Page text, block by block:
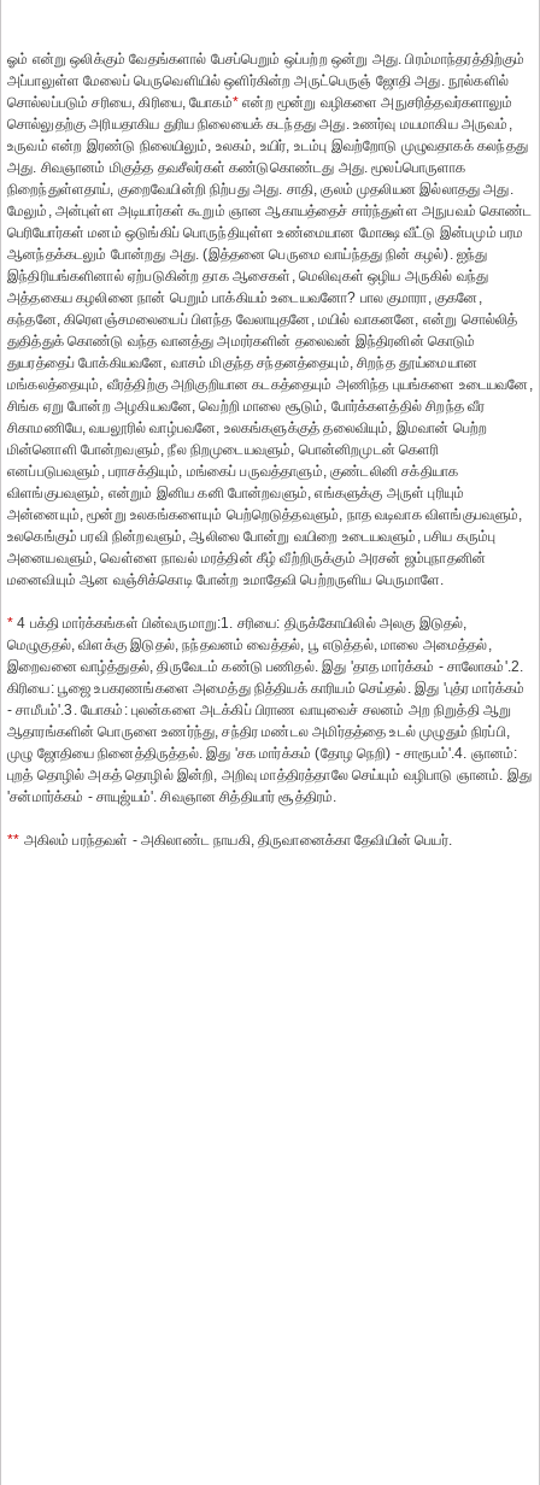
ஓம் என்று ஒலிக்கும் வேதங்களால் பேசப்பெறும் ஒப்பற்ற ஒன்று அது. பிரம்மாந்தரத்திற்கும்
அப்பாலுள்ள மேலைப் பெருவெளியில் ஒளிர்கின்ற அருட்பெருஞ் ஜோதி அது. நூல்களில்
சொல்லப்படும் சரியை, கிரியை, யோகம்*என்ற மூன்று வழிகளை அநுசரித்தவர்களாலும்
சொல்லுதற்கு அரியதாகிய துரிய நிலையைக் கடந்தது அது. உணர்வு மயமாகிய அருவம்,
உருவம் என்ற இரண்டு நிலையிலும், உலகம், உயிர், உடம்பு இவற்றோடு முழுவதாகக் கலந்தது
அது. சிவஞானம் மிகுத்த தவசீலர்கள் கண்டுகொண்டது அது. மூலப்பொருளாக
நிறைந்துள்ளதாய், குறைவேயின்றி நிற்பது அது. சாதி, குலம் முதலியன இல்லாதது அது.
மேலும், அன்புள்ள அடியார்கள் கூறும் ஞான ஆகாயத்தைச் சார்ந்துள்ள அநுபவம் கொண்ட
பெரியோர்கள் மனம் ஒடுங்கிப் பொருந்தியுள்ள உண்மையான மோக்ஷ வீட்டு இன்பமும் பரம
ஆனந்தக்கடலும் போன்றது அது. (இத்தனை பெருமை வாய்ந்தது நின் கழல்). ஐந்து
இந்திரியங்களினால் ஏற்படுகின்ற தாக ஆசைகள், மெலிவுகள் ஒழிய அருகில் வந்து
அத்தகைய கழலினை நான் பெறும் பாக்கியம் உடையவனோ? பால குமாரா, குகனே,
கந்தனே, கிரெளஞ்சமலையைப் பிளந்த வேலாயுதனே, மயில் வாகனனே, என்று சொல்லித்
துதித்துக் கொண்டு வந்த வானத்து அமரர்களின் தலைவன் இந்திரனின் கொடும்
துயரத்தைப் போக்கியவனே, வாசம் மிகுந்த சந்தனத்தையும், சிறந்த தூய்மையான
மங்கலத்தையும், வீரத்திற்கு அறிகுறியான கடகத்தையும் அணிந்த புயங்களை உடையவனே,
சிங்க ஏறு போன்ற அழகியவனே, வெற்றி மாலை சூடும், போர்க்களத்தில் சிறந்த வீர
சிகாமணியே, வயலூரில் வாழ்பவனே, உலகங்களுக்குத் தலைவியும், இமவான் பெற்ற
மின்னொளி போன்றவளும், நீல நிறமுடையவளும், பொன்னிறமுடன் கெளரி
எனப்படுபவளும், பராசக்தியும், மங்கைப் பருவத்தாளும், குண்டலினி சக்தியாக
விளங்குபவளும், என்றும் இனிய கனி போன்றவளும், எங்களுக்கு அருள் புரியும்
அன்னையும், மூன்று உலகங்களையும் பெற்றெடுத்தவளும், நாத வடிவாக விளங்குபவளும்,
உலகெங்கும் பரவி நின்றவளும், ஆலிலை போன்று வயிறை உடையவளும், பசிய கரும்பு
அனையவளும், வெள்ளை நாவல் மரத்தின் கீழ் வீற்றிருக்கும் அரசன் ஜம்புநாதனின்
மனைவியும் ஆன வஞ்சிக்கொடி போன்ற உமாதேவி பெற்றருளிய பெருமாளே.
* 4 பக்தி மார்க்கங்கள் பின்வருமாறு:1. சரியை: திருக்கோயிலில் அலகு இடுதல்,
மெழுகுதல், விளக்கு இடுதல், நந்தவனம் வைத்தல், பூ எடுத்தல், மாலை அமைத்தல்,
இறைவனை வாழ்த்துதல், திருவேடம் கண்டு பணிதல். இது 'தாத மார்க்கம் - சாலோகம்'.2.
கிரியை: பூஜை உபகரணங்களை அமைத்து நித்தியக் காரியம் செய்தல். இது 'புத்ர மார்க்கம்
- சாமீபம்'.3. யோகம்: புலன்களை அடக்கிப் பிராண வாயுவைச் சலனம் அற நிறுத்தி ஆறு
ஆதாரங்களின் பொருளை உணர்ந்து, சந்திர மண்டல அமிர்தத்தை உடல் முழுதும் நிரப்பி,
முழு ஜோதியை நினைத்திருத்தல். இது 'சக மார்க்கம் (தோழ நெறி) - சாரூபம்'.4. ஞானம்:
புறத் தொழில் அகத் தொழில் இன்றி, அறிவு மாத்திரத்தாலே செய்யும் வழிபாடு ஞானம். இது
'சன்மார்க்கம் - சாயுஜ்யம்'. சிவஞான சித்தியார் சூத்திரம்.
** அகிலம் பரந்தவள் - அகிலாண்ட நாயகி, திருவானைக்கா தேவியின் பெயர்.